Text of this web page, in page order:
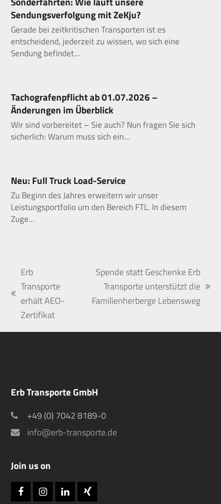
Sendungsverfolgung mit ZeKju?
Gerade bei zeitkritischen Transporten ist es
entscheidend, jederzeit zu wissen, wo sich eine
Sendung befindet…
Tachografenpflicht ab 01.07.2026 –
Änderungen im Überblick
Wir sind vorbereitet – Sie auch? Nun fragen Sie sich
sicherlich: Warum muss sich ein…
Neu: Full Truck Load-Service
Zu Beginn des Jahres erweitern wir unser
Leistungsportfolio um den Bereich FTL. In diesem
Zuge…
vorheriger
Beitrag:
Erb
Transporte
erhält AEO-
Zertifikat
Nächster
Beitrag:
Spende statt Geschenke Erb
Transporte unterstützt die
Familienherberge Lebensweg
Erb Transporte GmbH
+49 (0) 7042 8189-0
info@erb-transporte.de
Join us on
FacebookInstagramLinkedInXing